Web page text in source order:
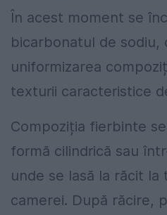
În acest moment se
bicarbonatul de sodiu,
uniformizarea
texturii caracteristice
Compoziția fierbinte
formă cilindrică sau
unde se lasă la răcit
camerei. După răcire,